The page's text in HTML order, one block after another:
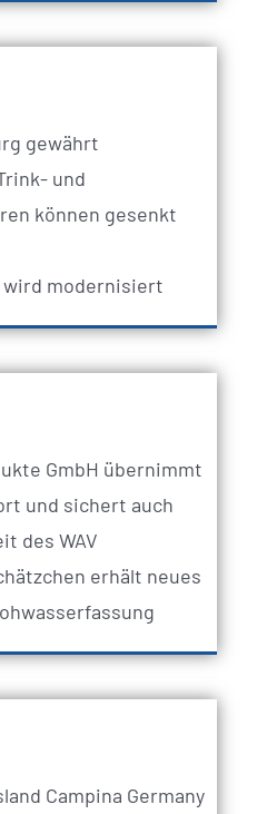
gewährt
und
können gesenkt
wird modernisiert
GmbH übernimmt
und sichert auch
des WAV
erhält neues
Campina Germany